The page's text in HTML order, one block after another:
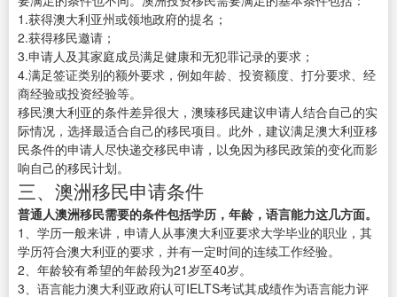
1.获得澳大利亚州或领地政府的提名；
2.获得移民邀请；
3.申请人及其家庭成员满足健康和无犯罪记录的要求；
4.满足签证类别的额外要求，例如年龄、投资额度、打分要求、经
商经验或投资经验等。
移民澳大利亚的条件差异很大，澳臻移民建议申请人结合自己的实
际情况，选择最适合自己的移民项目。此外，建议满足澳大利亚移
民条件的申请人尽快递交移民申请，以免因为移民政策的变化而影
响自己的移民计划。
三、澳洲移民申请条件
普通人澳洲移民需要的条件包括学历，年龄，语言能力这几方面。
1、学历一般来讲，申请人从事澳大利亚要求大学毕业的职业，其
学历符合澳大利亚的要求，并有一定时间的连续工作经验。
2、年龄较有希望的年龄段为21岁至40岁。
3、语言能力澳大利亚政府认可IELTS考试其成绩作为语言能力评